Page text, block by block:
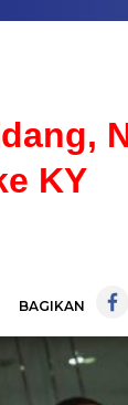
KY
BAGIKAN